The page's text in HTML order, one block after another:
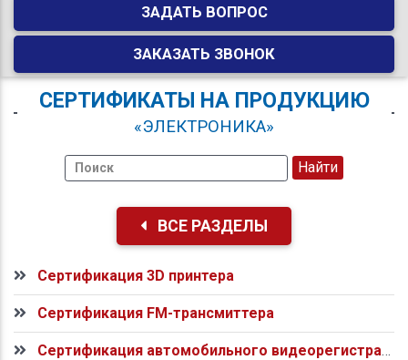
ЗАДАТЬ ВОПРОС
ЗАКАЗАТЬ ЗВОНОК
СЕРТИФИКАТЫ НА ПРОДУКЦИЮ
«ЭЛЕКТРОНИКА»
ВСЕ РАЗДЕЛЫ
Сертификация 3D принтера
Сертификация FM-трансмиттера
Сертификация автомобильного видеорегистратора